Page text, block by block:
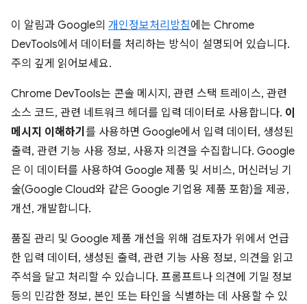
이 알림과 Google의 개인정보처리방침에는 Chrome
DevTools에서 데이터를 처리하는 방식이 설명되어 있습니다.
주의 깊게 읽어보세요.
Chrome DevTools는 콘솔 메시지, 관련 스택 트레이스, 관련
소스 코드, 관련 네트워크 헤더를 입력 데이터로 사용합니다. 이
메시지 이해하기 를 사용하면 Google에서 입력 데이터, 생성된
출력, 관련 기능 사용 정보, 사용자 의견을 수집합니다. Google
은 이 데이터를 사용하여 Google 제품 및 서비스, 머신러닝 기
술(Google Cloud와 같은 Google 기업용 제품 포함)을 제공,
개선, 개발합니다.
품질 관리 및 Google 제품 개선을 위해 검토자가 위에서 언급
한 입력 데이터, 생성된 출력, 관련 기능 사용 정보, 의견을 읽고
주석을 달고 처리할 수 있습니다. 프롬프트나 의견에 기밀 정보
등의 민감한 정보, 본인 또는 타인을 식별하는 데 사용할 수 있